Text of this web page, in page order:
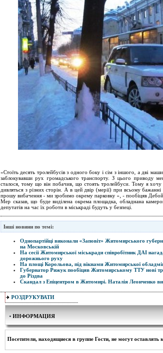
«Стоїть десять тролейбусів з одного боку і сім з іншого, а дві
заблокувавши рух громадського транспорту. З цього приводу
сталося, тому що він побачив, що стоять тролейбуси. Тому я
дивляться з різних сторін. А в цей двір (мерії) при всьому
прошу вибачення - ми зробимо окрему парковку », - пообіцяв
Мер сказав, що буде виділена окрема площадка, обладнана
депутатів на час їх роботи в міськраді будуть у безпеці.
Інші новини по темі:
Однопартійці виконали «Заповіт» Житомирського
на Московській
На сесії Житомирської міськради співробітник ДАІ
дорожнього руху
На площі Корольова, під вікнами Житомирської
Губернатор Рижук пообіцяв Житомирському ТТУ нові
до Різдва
Скандал з Епіцентром в Житомирі. Наталія Леонченко
РОЗДРУКУВАТИ
• ИНФОРМАЦИЯ
Посетители, находящиеся в группе Гости, не могут оставлять